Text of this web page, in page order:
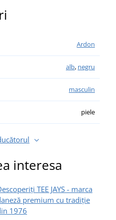
Ardon
alb, negru
masculin
piele
interesa
TEE JAYS - marca
premium cu tradiție
1976